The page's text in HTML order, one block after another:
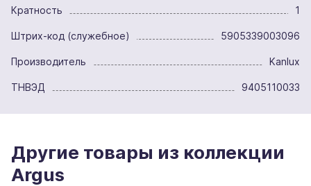
Кратность 1
Штрих-код (служебное) 5905339003096
Производитель Kanlux
ТНВЭД 9405110033
Другие товары из коллекции
Argus